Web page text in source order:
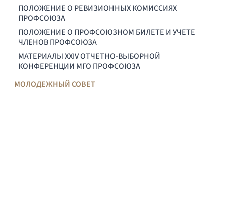
ПОЛОЖЕНИЕ О РЕВИЗИОННЫХ КОМИССИЯХ
ПРОФСОЮЗА
ПОЛОЖЕНИЕ О ПРОФСОЮЗНОМ БИЛЕТЕ И УЧЕТЕ
ЧЛЕНОВ ПРОФСОЮЗА
МАТЕРИАЛЫ XXIV ОТЧЕТНО-ВЫБОРНОЙ
КОНФЕРЕНЦИИ МГО ПРОФСОЮЗА
МОЛОДЕЖНЫЙ СОВЕТ